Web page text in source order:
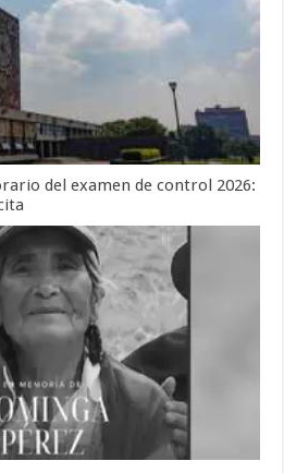
del examen de control 2026: